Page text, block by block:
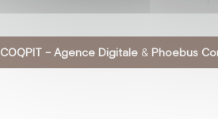
COQPIT – Agence Digitale & Phoebus